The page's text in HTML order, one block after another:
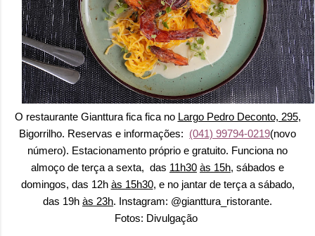
O restaurante Gianttura fica fica no Largo Pedro Deconto, 295,
Bigorrilho. Reservas e informações: (041) 99794-0219(novo
número). Estacionamento próprio e gratuito. Funciona no
almoço de terça a sexta, das 11h30 às 15h, sábados e
domingos, das 12h às 15h30, e no jantar de terça a sábado,
das 19h às 23h. Instagram: @gianttura_ristorante.
Fotos: Divulgação